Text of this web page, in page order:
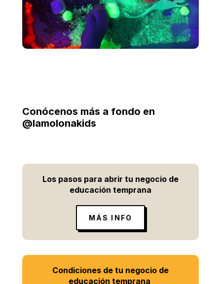
Conócenos más a fondo en
@lamolonakids
Los pasos para abrir tu negocio de
educación temprana
MÁS INFO
Condiciones de tu negocio de
educación temprana